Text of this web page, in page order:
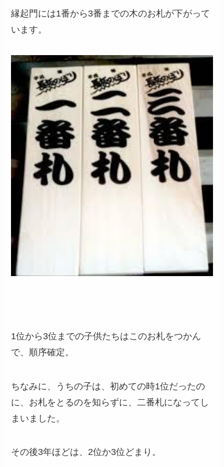
縁起門には1番から3番までの木のお札が下がって
います。
1位から3位までの子供たちはこのお札をつかん
で、順序確定。
ちなみに、うちの子は、初めての時1位だったの
に、お札をとるのを知らずに、二番札になってし
まいました。
その後3年ほどは、2位か3位どまり。